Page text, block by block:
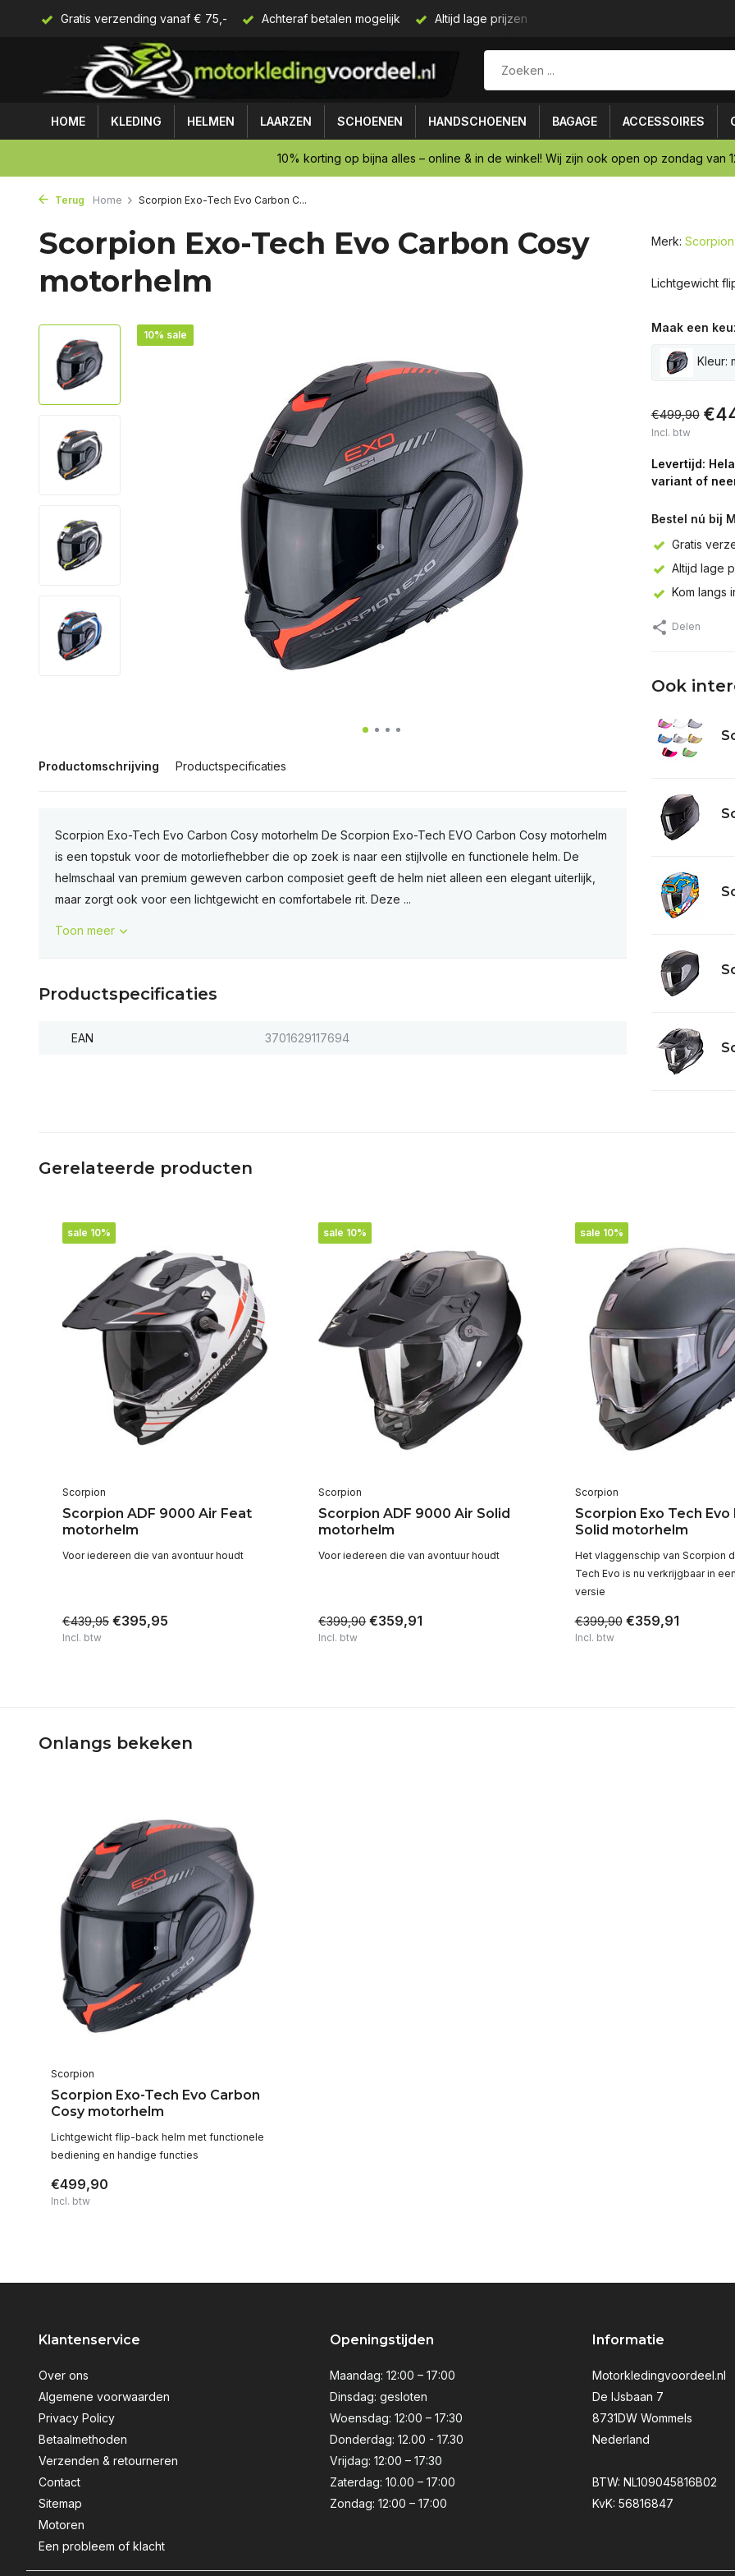
Gratis verzending vanaf € 75,- Achteraf betalen mogelijk Altijd lage prijzen
HOME KLEDING HELMEN LAARZEN SCHOENEN HANDSCHOENEN BAGAGE ACCESSOIRES
10% korting op bijna alles – online & in de winkel! Wij zijn ook open op zondag van
Terug Home Scorpion Exo-Tech Evo Carbon C...
Scorpion Exo-Tech Evo Carbon Cosy
motorhelm
10% sale
Productomschrijving Productspecificaties
Scorpion Exo-Tech Evo Carbon Cosy motorhelm De Scorpion Exo-Tech EVO Carbon Cosy motorhelm
is een topstuk voor de motorliefhebber die op zoek is naar een stijlvolle en functionele helm. De
helmschaal van premium geweven carbon composiet geeft de helm niet alleen een elegant uiterlijk,
maar zorgt ook voor een lichtgewicht en comfortabele rit. Deze ...
Toon meer
Productspecificaties
EAN 3701629117694
Merk: Scorpion
Lichtgewicht
Maak een
Kleur:
€499,90
Incl. btw
Levertijd:
variant of
Bestel nú bij
Gratis
Altijd lage
Kom langs
Delen
Ook
Gerelateerde producten
sale 10%
Scorpion
Scorpion ADF 9000 Air Feat
motorhelm
Voor iedereen die van avontuur houdt
€439,95 €395,95
Incl. btw
sale 10%
Scorpion
Scorpion ADF 9000 Air Solid
motorhelm
Voor iedereen die van avontuur houdt
€399,90 €359,91
Incl. btw
sale 10%
Scorpion
Scorpion Exo Tech Evo
Solid motorhelm
Het vlaggenschip van Scorpion
Tech Evo is nu verkrijgbaar in
versie
€399,90 €359,91
Incl. btw
Onlangs bekeken
Scorpion
Scorpion Exo-Tech Evo Carbon
Cosy motorhelm
Lichtgewicht flip-back helm met functionele
bediening en handige functies
€499,90
Incl. btw
Klantenservice
Over ons
Algemene voorwaarden
Privacy Policy
Betaalmethoden
Verzenden & retourneren
Contact
Sitemap
Motoren
Een probleem of klacht
Openingstijden
Maandag: 12:00 – 17:00
Dinsdag: gesloten
Woensdag: 12:00 – 17:30
Donderdag: 12.00 - 17.30
Vrijdag: 12:00 – 17:30
Zaterdag: 10.00 – 17:00
Zondag: 12:00 – 17:00
Informatie
Motorkledingvoordeel.nl
De IJsbaan 7
8731DW Wommels
Nederland
BTW: NL109045816B02
KvK: 56816847